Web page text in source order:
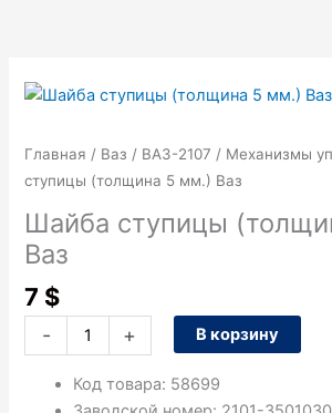
Главная / Ваз / ВАЗ-2107 / Механизмы
ступицы (толщина 5 мм.) Ваз
Шайба ступицы
Ваз
7 $
-
Количество
Шайба
ступицы
5
мм.)
+ В корзину
Код товара: 58699